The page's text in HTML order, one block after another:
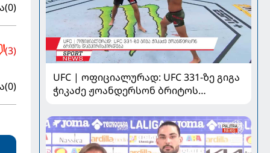
(0)
(3)
(0)
UFC | ოფიციალურად: UFC 331-ზე გიგა
ჭიკაძე ჟოანდერსონ ბრიტოს